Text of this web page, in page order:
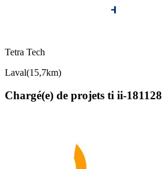
Tetra Tech
Laval(15,7km)
Chargé(e) de projets ti ii-181128